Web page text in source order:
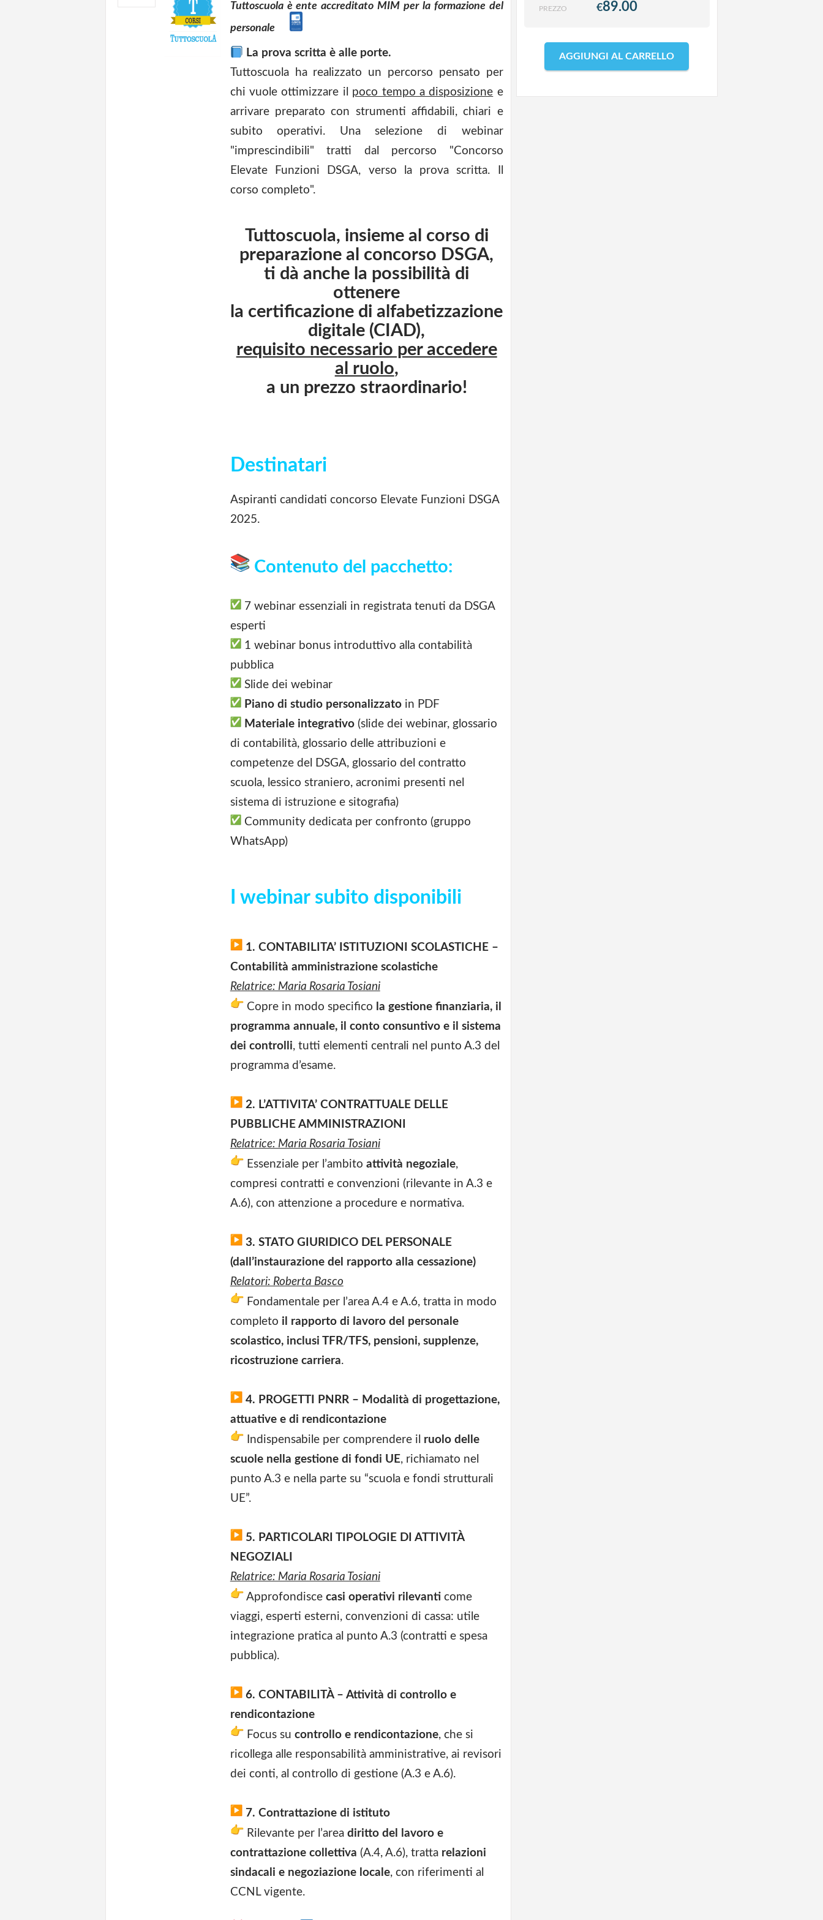
Tuttoscuola è ente accreditato MIM per la formazione del
personale
La prova scritta è alle porte.
Tuttoscuola ha realizzato un percorso pensato per
chi vuole ottimizzare il poco tempo a disposizione e
arrivare preparato con strumenti affidabili, chiari e
subito operativi. Una selezione di webinar
"imprescindibili" tratti dal percorso "Concorso
Elevate Funzioni DSGA, verso la prova scritta. Il
corso completo".
Tuttoscuola, insieme al corso di
preparazione al concorso DSGA,
ti dà anche la possibilità di
ottenere
la certificazione di alfabetizzazione
digitale (CIAD),
requisito necessario per accedere
al ruolo,
a un prezzo straordinario!
Destinatari
Aspiranti candidati concorso Elevate Funzioni DSGA
2025.
Contenuto del pacchetto:
7 webinar essenziali in registrata tenuti da DSGA
esperti
1 webinar bonus introduttivo alla contabilità
pubblica
Slide dei webinar
Piano di studio personalizzatoin PDF
Materiale integrativo(slide dei webinar, glossario
di contabilità, glossario delle attribuzioni e
competenze del DSGA, glossario del contratto
scuola, lessico straniero, acronimi presenti nel
sistema di istruzione e sitografia)
Community dedicata per confronto (gruppo
WhatsApp)
I webinar subito disponibili
1. CONTABILITA’ ISTITUZIONI SCOLASTICHE –
Contabilità amministrazione scolastiche
Relatrice: Maria Rosaria Tosiani
Copre in modo specifico la gestione finanziaria, il
programma annuale, il conto consuntivo e il sistema
dei controlli, tutti elementi centrali nel punto A.3 del
programma d’esame.
2. L’ATTIVITA’ CONTRATTUALE DELLE
PUBBLICHE AMMINISTRAZIONI
Relatrice: Maria Rosaria Tosiani
Essenziale per l’ambito attività negoziale,
compresi contratti e convenzioni (rilevante in A.3 e
A.6), con attenzione a procedure e normativa.
3. STATO GIURIDICO DEL PERSONALE
(dall’instaurazione del rapporto alla cessazione)
Relatori: Roberta Basco
Fondamentale per l’area A.4 e A.6, tratta in modo
completo il rapporto di lavoro del personale
scolastico, inclusi TFR/TFS, pensioni, supplenze,
ricostruzione carriera.
4. PROGETTI PNRR – Modalità di progettazione,
attuative e di rendicontazione
Indispensabile per comprendere il ruolo delle
scuole nella gestione di fondi UE, richiamato nel
punto A.3 e nella parte su “scuola e fondi strutturali
UE”.
5. PARTICOLARI TIPOLOGIE DI ATTIVITÀ
NEGOZIALI
Relatrice: Maria Rosaria Tosiani
Approfondisce casi operativi rilevanti come
viaggi, esperti esterni, convenzioni di cassa: utile
integrazione pratica al punto A.3 (contratti e spesa
pubblica).
6. CONTABILITÀ – Attività di controllo e
rendicontazione
Focus su controllo e rendicontazione, che si
ricollega alle responsabilità amministrative, ai revisori
dei conti, al controllo di gestione (A.3 e A.6).
7. Contrattazione di istituto
Rilevante per l’area diritto del lavoro e
contrattazione collettiva (A.4, A.6), tratta relazioni
sindacali e negoziazione locale, con riferimenti al
CCNL vigente.
PREZZO €89.00
AGGIUNGI AL CARRELLO